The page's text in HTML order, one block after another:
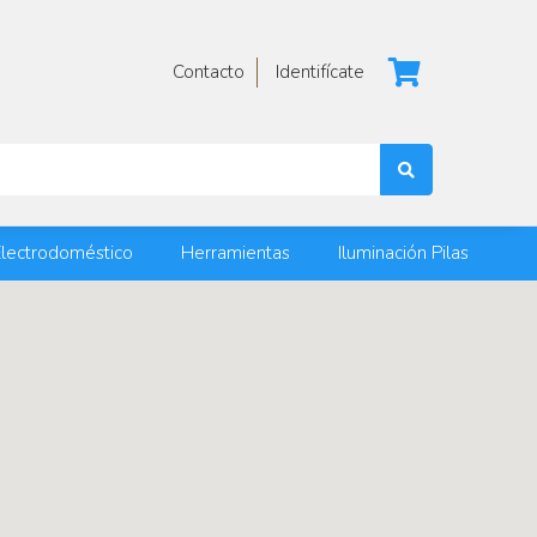
Contacto Identifícate
Herramientas Iluminación Pilas